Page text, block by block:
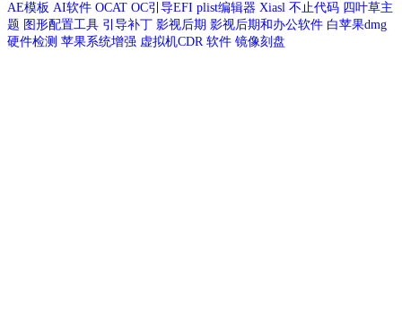
AE模板 AI软件 OCAT OC引导EFI plist编辑器 Xiasl 不止代码 四叶草主
题 图形配置工具 引导补丁 影视后期 影视后期和办公软件 白苹果dmg
硬件检测 苹果系统增强 虚拟机CDR 软件 镜像刻盘